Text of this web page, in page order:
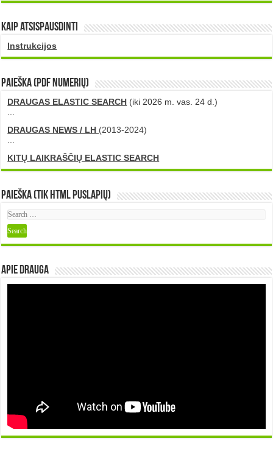
Kaip atsispausdinti
Instrukcijos
PAIEŠKA (PDF numerių)
DRAUGAS ELASTIC SEARCH (iki 2026 m. vas. 24 d.)
...
DRAUGAS NEWS / LH (2013-2024)
...
KITŲ LAIKRAŠČIŲ ELASTIC SEARCH
Paieška (tik HTML puslapių)
Apie DRAUGA